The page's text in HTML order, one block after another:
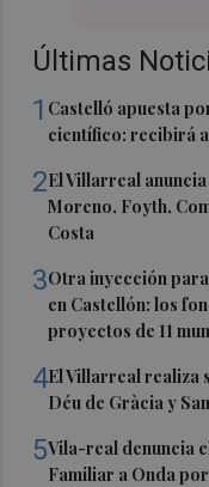
Últimas
1 Castelló apuesta
científico: recibirá
2El Villarreal
Moreno, Foyth,
Costa
3Otra inyección
en Castellón: los
proyectos de 11
4El Villarreal realiza
Déu de Gràcia y
5Vila-real denuncia
Familiar a Onda